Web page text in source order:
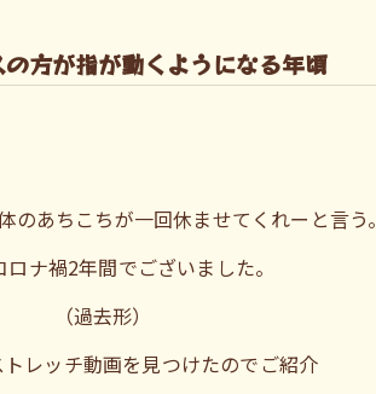
方が指が動くようになる年頃
のあちこちが一回休ませてくれーと言う。
ロナ禍2年間でございました。
（過去形）
レッチ動画を見つけたのでご紹介